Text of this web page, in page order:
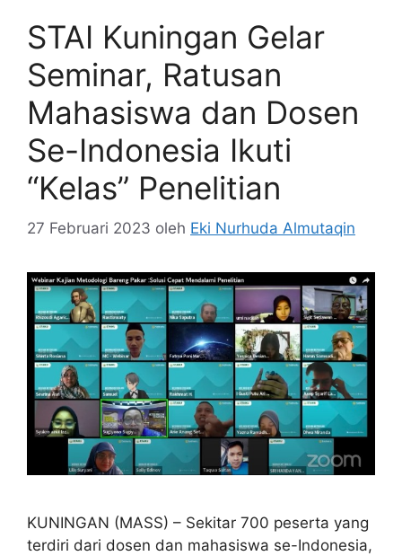
STAI Kuningan Gelar
Seminar, Ratusan
Mahasiswa dan Dosen
Se-Indonesia Ikuti
“Kelas” Penelitian
27 Februari 2023 oleh Eki Nurhuda Almutaqin
KUNINGAN (MASS) – Sekitar 700 peserta yang
terdiri dari dosen dan mahasiswa se-Indonesia,